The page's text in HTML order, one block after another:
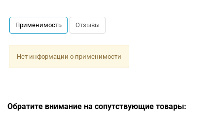
Применимость Отзывы
Нет информации о применимости
Обратите внимание на сопутствующие товары: